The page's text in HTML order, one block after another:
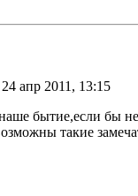
24 апр 2011, 13:15
бытие,если бы
такие